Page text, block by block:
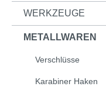
WERKZEUGE
METALLWAREN
Verschlüsse
Karabiner Haken